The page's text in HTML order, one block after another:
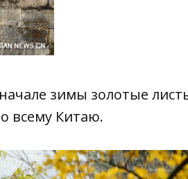
зимы золотые
всему Китаю.